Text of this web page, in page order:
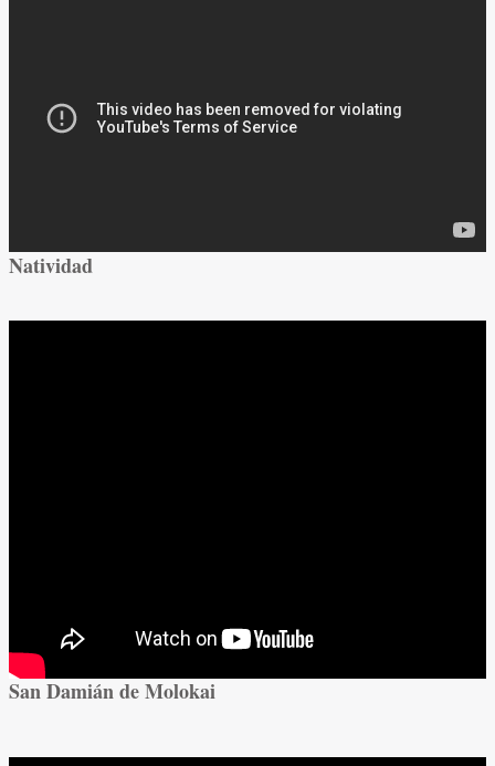
Natividad
San Damián de Molokai